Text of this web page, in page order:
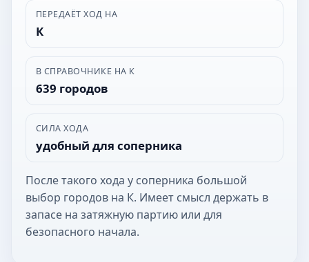
ПЕРЕДАЁТ ХОД НА
К
В СПРАВОЧНИКЕ НА К
639 городов
СИЛА ХОДА
удобный для соперника
После такого хода у соперника большой
выбор городов на К. Имеет смысл держать в
запасе на затяжную партию или для
безопасного начала.